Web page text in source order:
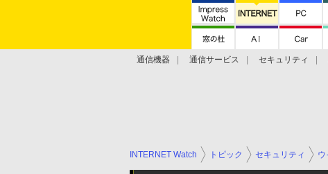
通信機器 通信サービス セキュリティ
INTERNET Watch トピック セキュリティ ウ